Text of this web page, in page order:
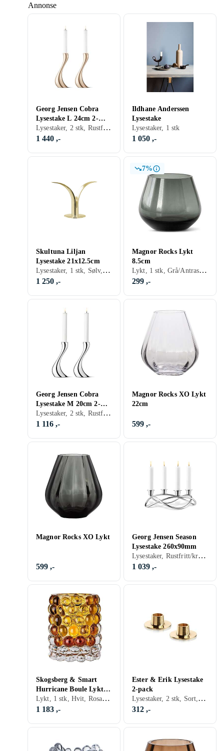
Annonse
Georg Jensen Cobra
Lysestake L 24cm 2-
pack
Lysestaker, 2 stk, Rustfritt/krom, Sølv, Gull
1 440 ,-
Ildhane Anderssen
Lysestake
Lysestaker, 1 stk
1 050 ,-
Skultuna Liljan
Lysestake 21x12.5cm
Lysestaker, 1 stk, Sølv, Gull, Messing
1 250 ,-
7%
Magnor Rocks Lykt
8.5cm
Lykt, 1 stk, Grå/Antrasitt, Glas
299 ,-
Georg Jensen Cobra
Lysestake M 20cm 2-
pakning
Lysestaker, 2 stk, Rustfritt/krom, Sølv, Aluminium, Gull
1 116 ,-
Magnor Rocks XO Lykt
22cm
599 ,-
Magnor Rocks XO Lykt
599 ,-
Georg Jensen Season
Lysestake 260x90mm
Lysestaker, Rustfritt/krom, Gull
1 039 ,-
Skogsberg & Smart
Hurricane Boule Lykt
12cm
Lykt, 1 stk, Hvit, Rosa, Oransje, Grønn, Grå/Antrasitt, Blå, Beige, Gul, Glas, Krem
1 183 ,-
Ester & Erik Lysestake
2-pack
Lysestaker, 2 stk, Sort, Sølv, Gull, Messing
312 ,-